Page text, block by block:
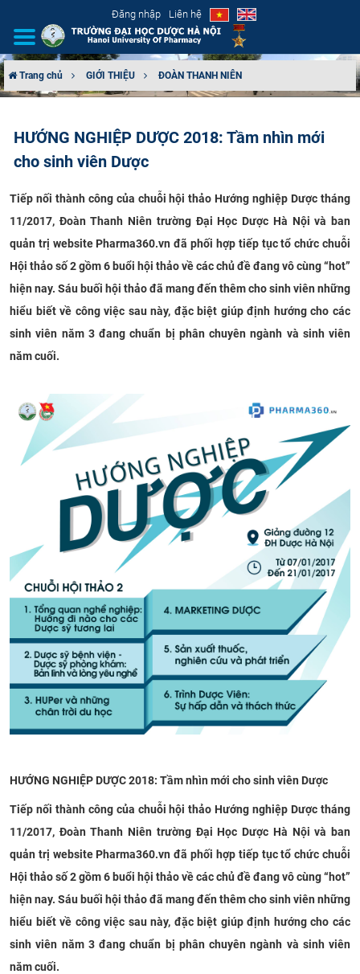
Đăng nhập Liên hệ
CƠ CẤU TỔ CHỨC
ĐÀO TẠO
ĐẢM BẢO CHẤT LƯỢNG
KHOA HỌC CÔNG NGHỆ
HTQT
Trang chủ GIỚI THIỆU ĐOÀN THANH NIÊN
HƯỚNG NGHIỆP DƯỢC 2018: Tầm nhìn mới
cho sinh viên Dược
Tiếp nối thành công của chuỗi hội thảo Hướng nghiệp Dược tháng
11/2017, Đoàn Thanh Niên trường Đại Học Dược Hà Nội và ban
quản trị website Pharma360.vn đã phối hợp tiếp tục tổ chức chuỗi
Hội thảo số 2 gồm 6 buổi hội thảo về các chủ đề đang vô cùng “hot”
hiện nay. Sáu buối hội thảo đã mang đến thêm cho sinh viên những
hiểu biết về công việc sau này, đặc biệt giúp định hướng cho các
sinh viên năm 3 đang chuẩn bị phân chuyên ngành và sinh viên
năm cuối.
HƯỚNG NGHIỆP DƯỢC 2018: Tầm nhìn mới cho sinh viên Dược
Tiếp nối thành công của chuỗi hội thảo Hướng nghiệp Dược tháng
11/2017, Đoàn Thanh Niên trường Đại Học Dược Hà Nội và ban
quản trị website Pharma360.vn đã phối hợp tiếp tục tổ chức chuỗi
Hội thảo số 2 gồm 6 buổi hội thảo về các chủ đề đang vô cùng “hot”
hiện nay. Sáu buối hội thảo đã mang đến thêm cho sinh viên những
hiểu biết về công việc sau này, đặc biệt giúp định hướng cho các
sinh viên năm 3 đang chuẩn bị phân chuyên ngành và sinh viên
năm cuối.